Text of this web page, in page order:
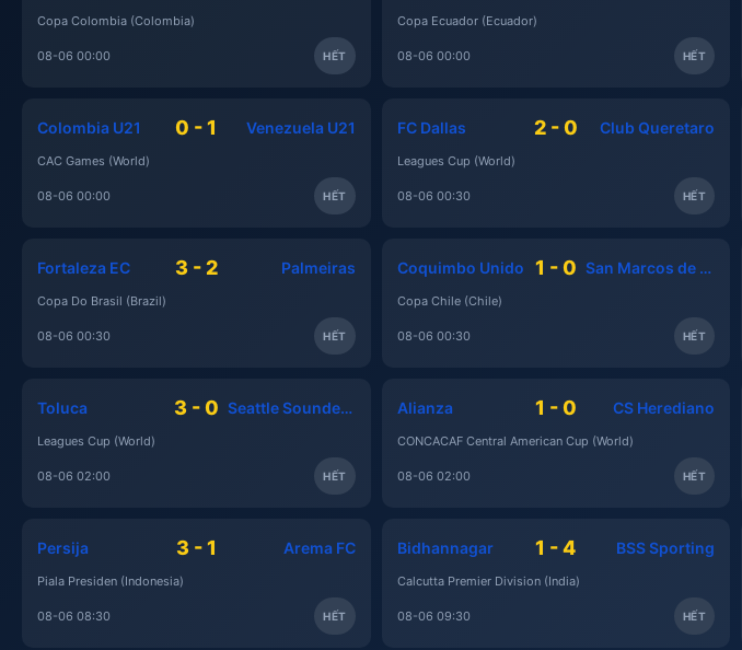
Copa Colombia (Colombia)
08-06 00:00 HẾT
Copa Ecuador (Ecuador)
08-06 00:00 HẾT
Colombia U21 0 - 1 Venezuela U21
CAC Games (World)
08-06 00:00 HẾT
FC Dallas 2 - 0 Club Queretaro
Leagues Cup (World)
08-06 00:30 HẾT
Fortaleza EC 3 - 2 Palmeiras
Copa Do Brasil (Brazil)
08-06 00:30 HẾT
Coquimbo Unido 1 - 0 San Marcos de Arica
Copa Chile (Chile)
08-06 00:30 HẾT
Toluca 3 - 0 Seattle Sounders
Leagues Cup (World)
08-06 02:00 HẾT
Alianza 1 - 0 CS Herediano
CONCACAF Central American Cup (World)
08-06 02:00 HẾT
Persija 3 - 1 Arema FC
Piala Presiden (Indonesia)
08-06 08:30 HẾT
Bidhannagar 1 - 4 BSS Sporting
Calcutta Premier Division (India)
08-06 09:30 HẾT